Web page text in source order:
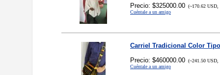
Precio: $325000.00 (~170.62 USD,
Cuéntale a un amigo
Carriel Tradicional Color
Precio: $460000.00 (~241.50 USD,
Cuéntale a un amigo